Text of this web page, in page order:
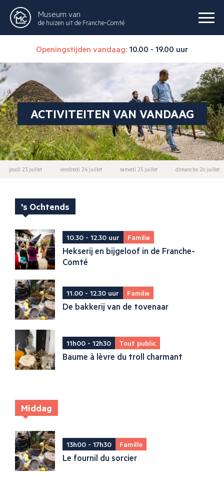
Museum van
de huizen uit de Franche-Comté
Openingstijden vandaag: 10.00 - 19.00 uur
ACTIVITEITEN VAN VANDAAG
jeudi 23 juillet vendredi 24 juillet samedi 25 juillet dimanche 26 juillet
's Ochtends
10.30 - 12.30 uur Familie
Hekserij en bijgeloof in de Franche-
Comté
11.00 - 12.30 uur Familie
De bakkerij van de tovenaar
11h00 - 12h30 Tout public
Baume à lèvre du troll charmant
Middag
13h00 - 17h30 Famille
Le fournil du sorcier